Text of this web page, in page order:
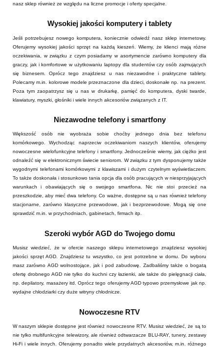
nasz sklep również ze względu na liczne promocje i oferty specjalne.
Wysokiej jakości komputery i tablety
Jeśli potrzebujesz nowego komputera, koniecznie odwiedź nasz sklep internetowy.
Oferujemy wysokiej jakości sprzęt na każdą kieszeń. Wiemy, że klienci mają różne
oczekiwania, w związku z czym posiadamy w asortymencie zarówno komputery dla
graczy, jak i komfortowe w użytkowaniu laptopy dla studentów czy osób zajmujących
się biznesem. Oprócz tego znajdziesz u nas niezawodne i praktyczne tablety.
Polecamy m.in. kolorowe modele przeznaczone dla dzieci, doskonałe np. na prezent.
Poza tym zaopatrzysz się u nas w drukarkę, pamięć do komputera, dyski twarde,
klawiatury, myszki, głośniki i wiele innych akcesoriów związanych z IT.
Niezawodne telefony i smartfony
Większość osób nie wyobraża sobie choćby jednego dnia bez telefonu
komórkowego. Wychodząc naprzeciw oczekiwaniom naszych klientów, oferujemy
nowoczesne wielofunkcyjne telefony i smartfony. Jednocześnie wiemy, jak ciężko jest
odnaleźć się w elektronicznym świecie seniorom. W związku z tym dysponujemy także
wygodnymi telefonami komórkowymi z klawiszami i dużym czytelnym wyświetlaczem.
To także doskonała i stosunkowo tania opcja dla osób pracujących w niesprzyjających
warunkach i obawiających się o swojego smartfona. Nic nie stoi przecież na
przeszkodzie, aby mieć dwa telefony. Co ważne, dostępne są u nas również telefony
stacjonarne, zarówno klasyczne przewodowe, jak i bezprzewodowe. Mogą się one
sprawdzić m.in. w przychodniach, gabinetach, firmach itp.
Szeroki wybór AGD do Twojego domu
Musisz wiedzieć, że w ofercie naszego sklepu internetowego znajdziesz wysokiej
jakości sprzęt AGD. Znajdziesz tu wszystko, co jest potrzebne w domu. Do wyboru
masz zarówno AGD wolnostojące, jak i pod zabudowę. Zadbaliśmy także o bogatą
ofertę drobnego AGD nie tylko do kuchni czy łazienki, ale także do pielęgnacji ciała,
np. depilatory, masażery itd. Oprócz tego oferujemy AGD typowo przemysłowe jak np.
wydajne chłodziarki czy duże witryny chłodnicze.
Nowoczesne RTV
W naszym sklepie dostępne jest również nowoczesne RTV. Musisz wiedzieć, że są to
nie tylko multifunkcyjne telewizory, ale również odtwarzacze BLU-RAY, tunery, zestawy
Hi-Fi i wiele innych. Oferujemy ponadto wiele przydatnych akcesoriów, m.in. różnego